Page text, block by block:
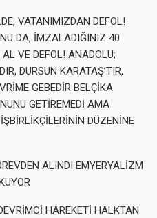
VATANIMIZDAN DEFOL!
DA, İMZALADIĞINIZ 40
VE DEFOL! ANADOLU;
DURSUN KARATAŞ’TIR,
GEBEDİR BELÇİKA
GETİREMEDİ AMA
DÜZENİNE
ALINDI EMYERYALİZM
HAREKETİ HALKTAN